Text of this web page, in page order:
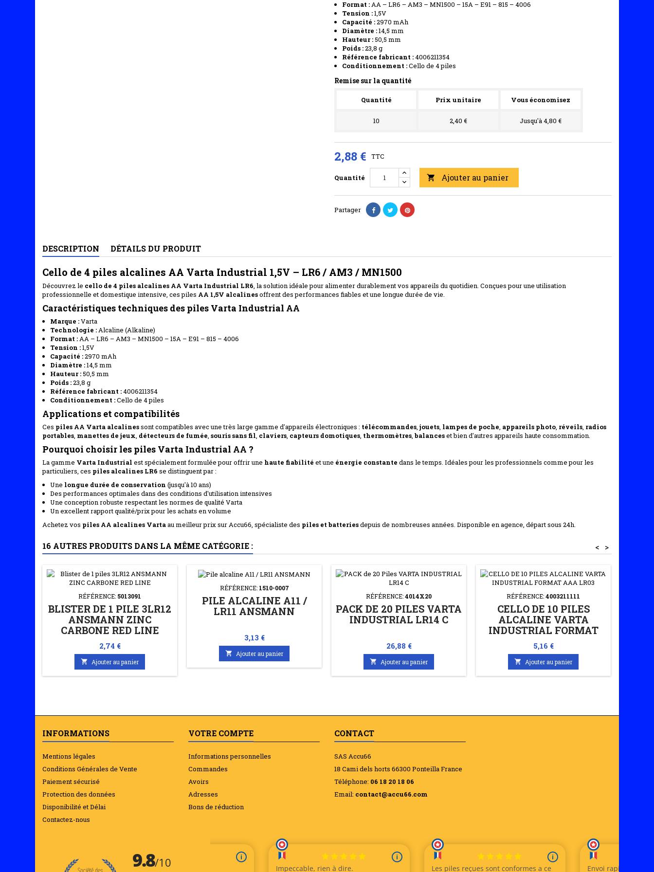
Format :AA – LR6 – AM3 – MN1500 – 15A – E91 – 815 – 4006
Tension :1,5V
Capacité :2970 mAh
Diamètre :14,5 mm
Hauteur :50,5 mm
Poids :23,8 g
Référence fabricant :4006211354
Conditionnement :Cello de 4 piles
Remise sur la quantité
Quantité Prix unitaire Vous économisez
10 2,40 € Jusqu'à 4,80 €
2,88 € TTC
Quantité  Ajouter au panier
Partager
DESCRIPTION DÉTAILS DU PRODUIT
Cello de 4 piles alcalines AA Varta Industrial 1,5V – LR6 / AM3 / MN1500
Découvrez le cello de 4 piles alcalines AA Varta Industrial LR6, la solution idéale pour alimenter durablement vos appareils du quotidien. Conçues pour une utilisation
professionnelle et domestique intensive, ces piles AA 1,5V alcalinesoffrent des performances fiables et une longue durée de vie.
Caractéristiques techniques des piles Varta Industrial AA
Marque :Varta
Technologie :Alcaline (Alkaline)
Format :AA – LR6 – AM3 – MN1500 – 15A – E91 – 815 – 4006
Tension :1,5V
Capacité :2970 mAh
Diamètre :14,5 mm
Hauteur :50,5 mm
Poids :23,8 g
Référence fabricant :4006211354
Conditionnement :Cello de 4 piles
Applications et compatibilités
Ces piles AA Varta alcalinessont compatibles avec une très large gamme d'appareils électroniques : télécommandes, jouets, lampes de poche, appareils photo, réveils, radios
portables, manettes de jeux, détecteurs de fumée, souris sans fil, claviers, capteurs domotiques, thermomètres, balanceset bien d'autres appareils haute consommation.
Pourquoi choisir les piles Varta Industrial AA ?
La gamme Varta Industrial est spécialement formulée pour offrir une haute fiabilité et une énergie constante dans le temps. Idéales pour les professionnels comme pour les
particuliers, ces piles alcalines LR6 se distinguent par :
Une longue durée de conservation (jusqu'à 10 ans)
Des performances optimales dans des conditions d'utilisation intensives
Une conception robuste respectant les normes de qualité Varta
Un excellent rapport qualité/prix pour les achats en volume
Achetez vos piles AA alcalines Vartaau meilleur prix sur Accu66, spécialiste des piles et batteriesdepuis de nombreuses années. Disponible en agence, départ sous 24h.
16 AUTRES PRODUITS DANS LA MÊME CATÉGORIE : >
<
RÉFÉRENCE: 5013091
BLISTER DE 1 PILE 3LR12
ANSMANN ZINC
CARBONE RED LINE
Prix
2,74 €
 Ajouter au panier
RÉFÉRENCE: 1510-0007
PILE ALCALINE A11 /
LR11 ANSMANN
Prix
3,13 €
 Ajouter au panier
RÉFÉRENCE:4014X20
PACK DE 20 PILES VARTA
INDUSTRIAL LR14 C
Prix
26,88 €
 Ajouter au panier
RÉFÉRENCE:4003211111
CELLO DE 10 PILES
ALCALINE VARTA
INDUSTRIAL FORMAT
AAA LR03
Prix
5,16 €
 Ajouter au panier
INFORMATIONS
Mentions légales
Conditions Générales de Vente
Paiement sécurisé
Protection des données
Disponibilité et Délai
Contactez-nous
VOTRE COMPTE
Informations personnelles
Commandes
Avoirs
Adresses
Bons de réduction
CONTACT
SAS Accu66
18 Cami dels horts 66300 Ponteilla France
Téléphone: 06 18 20 18 06
Email: contact@accu66.com